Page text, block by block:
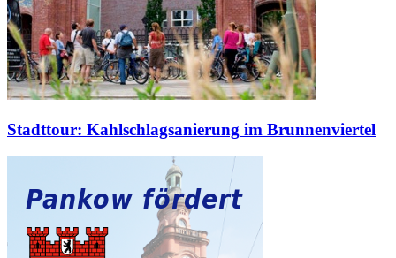
Stadttour: Kahlschlagsanierung im Brunnenviertel